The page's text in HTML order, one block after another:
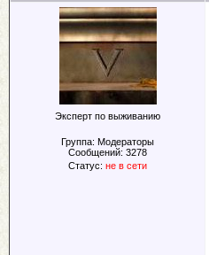
Эксперт по выживанию
Группа: Модераторы
Сообщений: 3278
Статус: не в сети